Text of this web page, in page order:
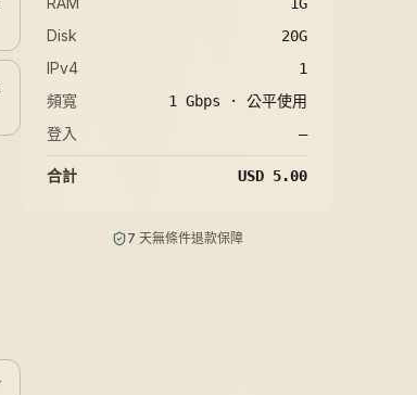
Disk 20G
IPv4 1
頻寬 1 Gbps · 公平使用
登入 —
合計 USD 5.00
7 天無條件退款保障